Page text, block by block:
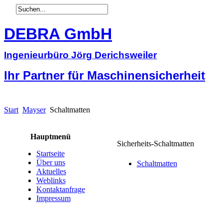
DEBRA GmbH
Ingenieurbüro Jörg Derichsweiler
Ihr Partner für Maschinensicherheit
Start Mayser Schaltmatten
Hauptmenü
Startseite
Über uns
Aktuelles
Weblinks
Kontaktanfrage
Impressum
Sicherheits-Schaltmatten
Schaltmatten